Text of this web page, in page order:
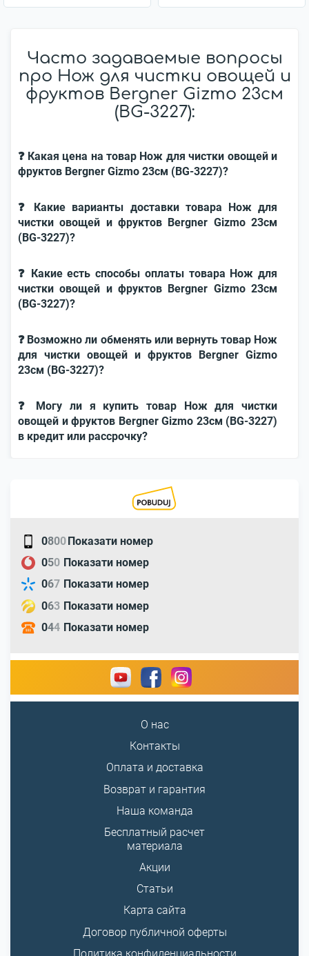
Часто задаваемые вопросы
про Нож для чистки овощей и
фруктов Bergner Gizmo 23см
(BG-3227):
❓ Какая цена на товар Нож для чистки овощей и
фруктов Bergner Gizmo 23см (BG-3227)?
❓ Какие варианты доставки товара Нож для
чистки овощей и фруктов Bergner Gizmo 23см
(BG-3227)?
❓ Какие есть способы оплаты товара Нож для
чистки овощей и фруктов Bergner Gizmo 23см
(BG-3227)?
❓ Возможно ли обменять или вернуть товар Нож
для чистки овощей и фруктов Bergner Gizmo
23см (BG-3227)?
❓ Могу ли я купить товар Нож для чистки
овощей и фруктов Bergner Gizmo 23см (BG-3227)
в кредит или рассрочку?
0800Показати номер
050 Показати номер
067 Показати номер
063 Показати номер
044 Показати номер
О нас
Контакты
Оплата и доставка
Возврат и гарантия
Наша команда
Бесплатный расчет
материала
Акции
Статьи
Карта сайта
Договор публичной оферты